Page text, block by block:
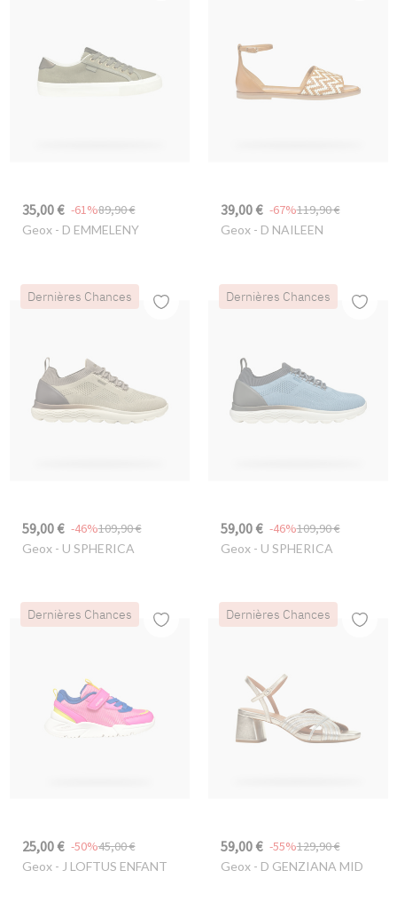
35,00 € 89,90 €
-61%
Geox- D EMMELENY
39,00 € 119,90 €
-67%
Geox- D NAILEEN
Dernières Chances
59,00 € 109,90 €
-46%
Geox- U SPHERICA
Dernières Chances
59,00 € 109,90 €
-46%
Geox- U SPHERICA
Dernières Chances
25,00 € 45,00 €
-50%
Geox- J LOFTUS ENFANT
Dernières Chances
59,00 € 129,90 €
-55%
Geox- D GENZIANA MID